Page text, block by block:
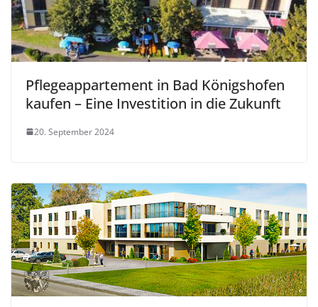
Pflegeappartement in Bad Königshofen
kaufen – Eine Investition in die Zukunft
20. September 2024